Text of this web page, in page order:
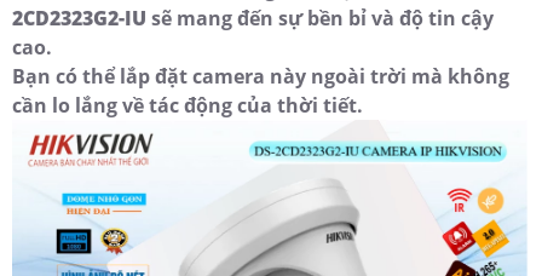
2CD2323G2-IU sẽ mang đến sự bền bỉ và độ tin cậy
cao.
Bạn có thể lắp đặt camera này ngoài trời mà không
cần lo lắng về tác động của thời tiết.